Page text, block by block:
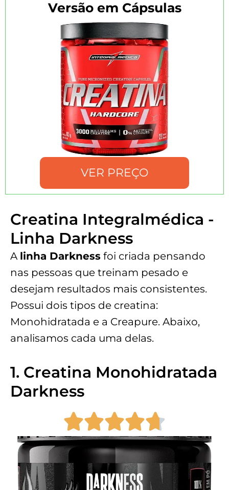
Versão em Cápsulas
VER PREÇO
Creatina Integralmédica -
Linha Darkness
A linha Darkness foi criada pensando
nas pessoas que treinam pesado e
desejam resultados mais consistentes.
Possui dois tipos de creatina:
Monohidratada e a Creapure. Abaixo,
analisamos cada uma delas.
1. Creatina Monohidratada
Darkness